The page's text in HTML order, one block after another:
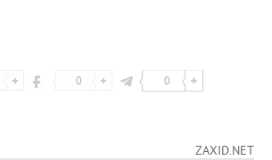
0 0
ZAXID.NET